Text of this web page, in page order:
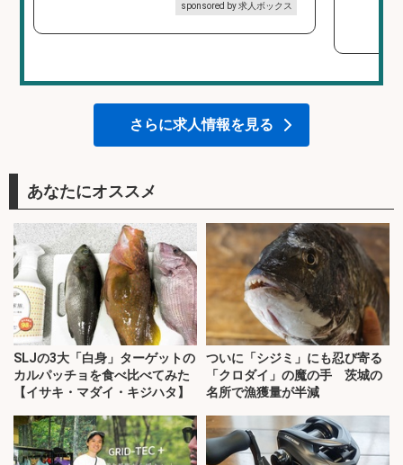
sponsored by 求人ボックス
さらに求人情報を見る
あなたにオススメ
SLJの3大「白身」ターゲットの
カルパッチョを食べ比べてみた
【イサキ・マダイ・キジハタ】
ついに「シジミ」にも忍び寄る
「クロダイ」の魔の手 茨城の
名所で漁獲量が半減